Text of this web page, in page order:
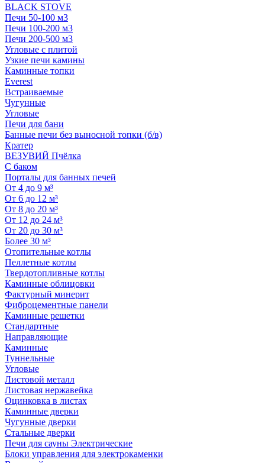
BLACK STOVE
Печи 50-100 м3
Печи 100-200 м3
Печи 200-500 м3
Угловые с плитой
Узкие печи камины
Каминные топки
Everest
Встраиваемые
Чугунные
Угловые
Печи для бани
Банные печи без выносной топки (б/в)
Кратер
ВЕЗУВИЙ Пчёлка
С баком
Порталы для банных печей
От 4 до 9 м³
От 6 до 12 м³
От 8 до 20 м³
От 12 до 24 м³
От 20 до 30 м³
Более 30 м³
Отопительные котлы
Пеллетные котлы
Твердотопливные котлы
Каминные облицовки
Фактурный минерит
Фиброцементные панели
Каминные решетки
Стандартные
Направляющие
Каминные
Туннельные
Угловые
Листовой металл
Листовая нержавейка
Оцинковка в листах
Каминные дверки
Чугунные дверки
Стальные дверки
Печи для сауны Электрические
Блоки управления для электрокаменки